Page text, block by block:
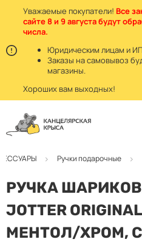
Уважаемые покупатели! Все
сайте 8 и 9 августа будут
числа.
Юридическим лицам и
Заказы на самовывоз
магазины.
Хороших вам выходных!
Ручки подарочные
РУЧКА
JOTTER
МЕНТОЛ/ХРОМ,